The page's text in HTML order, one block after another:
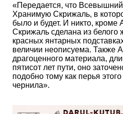
«Передается, что
Хранимую Скрижаль, в
было и будет. И никто, кроме
Скрижаль сделана из белого
красных янтарных
величии неописуема. Также
драгоценного материала,
пятисот лет пути, оно
подобно тому как перья
чернила».